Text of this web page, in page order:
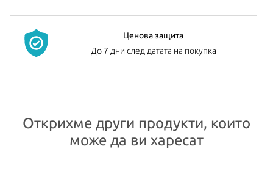
Ценова защита
До 7 дни след датата на покупка
Открихме други продукти, които
може да ви харесат